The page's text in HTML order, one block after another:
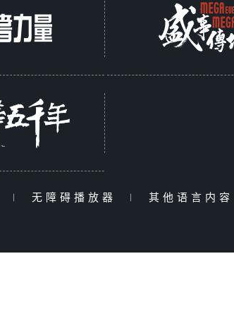
| 无障碍播放器 | 其他语言内容